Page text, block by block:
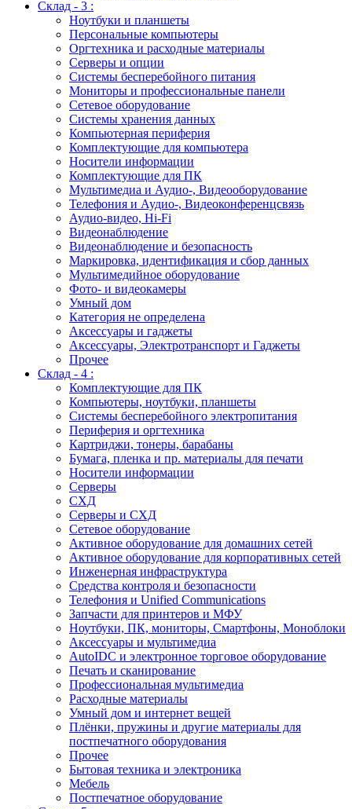
Склад - 3 :
Ноутбуки и планшеты
Персональные компьютеры
Оргтехника и расходные материалы
Серверы и опции
Системы бесперебойного питания
Мониторы и профессиональные панели
Сетевое оборудование
Системы хранения данных
Компьютерная периферия
Комплектующие для компьютера
Носители информации
Комплектующие для ПК
Мультимедиа и Аудио-, Видеооборудование
Телефония и Аудио-, Видеоконференцсвязь
Аудио-видео, Hi-Fi
Видеонаблюдение
Видеонаблюдение и безопасность
Маркировка, идентификация и сбор данных
Мультимедийное оборудование
Фото- и видеокамеры
Умный дом
Категория не определена
Аксессуары и гаджеты
Аксессуары, Электротранспорт и Гаджеты
Прочее
Склад - 4 :
Комплектующие для ПК
Компьютеры, ноутбуки, планшеты
Системы бесперебойного электропитания
Периферия и оргтехника
Картриджи, тонеры, барабаны
Бумага, пленка и пр. материалы для печати
Носители информации
Серверы
СХД
Серверы и СХД
Сетевое оборудование
Активное оборудование для домашних сетей
Активное оборудование для корпоративных сетей
Инженерная инфраструктура
Средства контроля и безопасности
Телефония и Unified Communications
Запчасти для принтеров и МФУ
Ноутбуки, ПК, мониторы, Смартфоны, Моноблоки
Аксессуары и мультимедиа
AutoIDC и электронное торговое оборудование
Печать и сканирование
Профессиональная мультимедиа
Расходные материалы
Умный дом и интернет вещей
Плёнки, пружины и другие материалы для
постпечатного оборудования
Прочее
Бытовая техника и электроника
Мебель
Постпечатное оборудование